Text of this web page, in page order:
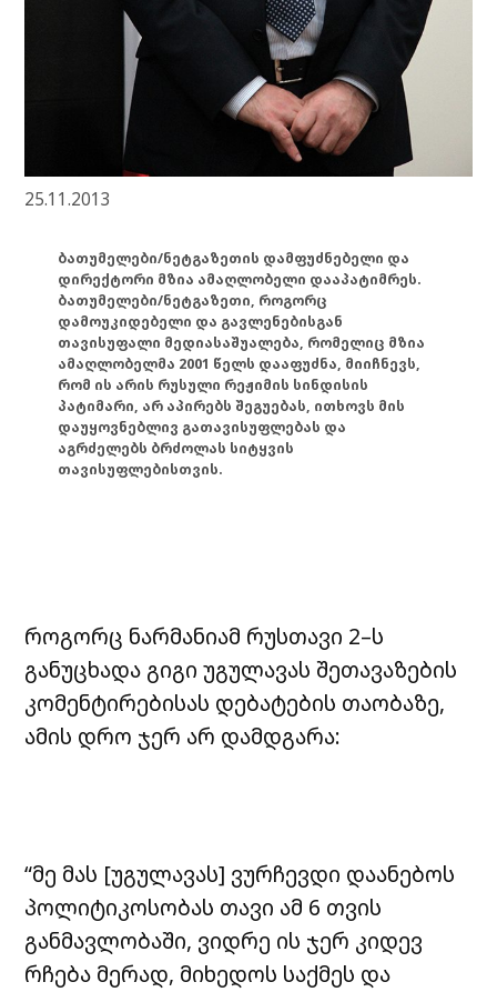
25.11.2013
ბათუმელები/ნეტგაზეთის დამფუძნებელი და
დირექტორი მზია ამაღლობელი დააპატიმრეს.
ბათუმელები/ნეტგაზეთი, როგორც
დამოუკიდებელი და გავლენებისგან
თავისუფალი მედიასაშუალება, რომელიც მზია
ამაღლობელმა 2001 წელს დააფუძნა, მიიჩნევს,
რომ ის არის რუსული რეჟიმის სინდისის
პატიმარი, არ აპირებს შეგუებას, ითხოვს მის
დაუყოვნებლივ გათავისუფლებას და
აგრძელებს ბრძოლას სიტყვის
თავისუფლებისთვის.
როგორც ნარმანიამ რუსთავი 2–ს
განუცხადა გიგი უგულავას შეთავაზების
კომენტირებისას დებატების თაობაზე,
ამის დრო ჯერ არ დამდგარა:
“მე მას [უგულავას] ვურჩევდი დაანებოს
პოლიტიკოსობას თავი ამ 6 თვის
განმავლობაში, ვიდრე ის ჯერ კიდევ
რჩება მერად, მიხედოს საქმეს და